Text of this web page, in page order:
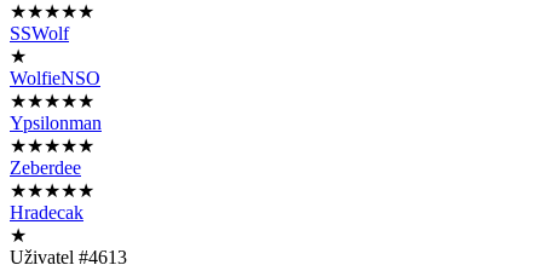
★★★★★
SSWolf
★
WolfieNSO
★★★★★
Ypsilonman
★★★★★
Zeberdee
★★★★★
Hradecak
★
Uživatel #4613